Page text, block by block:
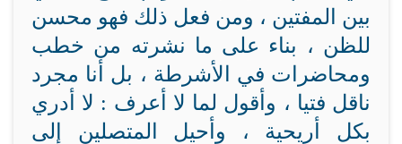
بين المفتين ، ومن فعل ذلك فهو محسن
للظن ، بناء على ما نشرته من خطب
ومحاضرات في الأشرطة ، بل أنا مجرد
ناقل فتيا ، وأقول لما لا أعرف : لا أدري
بكل أريحية ، وأحيل المتصلين إلى